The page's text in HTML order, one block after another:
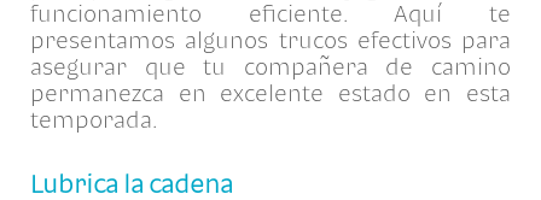
funcionamiento eficiente. Aquí te
presentamos algunos trucos efectivos para
asegurar que tu compañera de camino
permanezca en excelente estado en esta
temporada.
Lubrica la cadena